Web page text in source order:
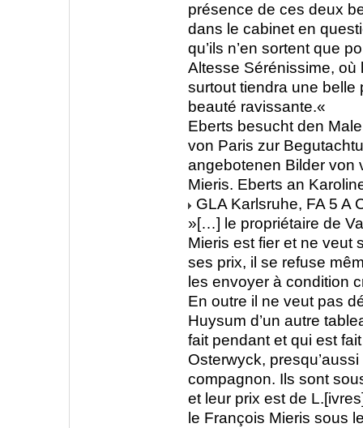
présence de ces deux
dans le cabinet en
qu’ils n’en sortent que
Altesse Sérénissime, où
surtout tiendra une belle
beauté ravissante.«
Eberts besucht den
von Paris zur
angebotenen Bilder von
Mieris. Eberts an
GLA Karlsruhe, FA 5 A
»[…] le propriétaire de
Mieris est fier et ne veut
ses prix, il se refuse
les envoyer à condition
En outre il ne veut pas
Huysum d’un autre
fait pendant et qui est
Osterwyck,
compagnon. Ils sont
et leur prix est de
le François Mieris sous